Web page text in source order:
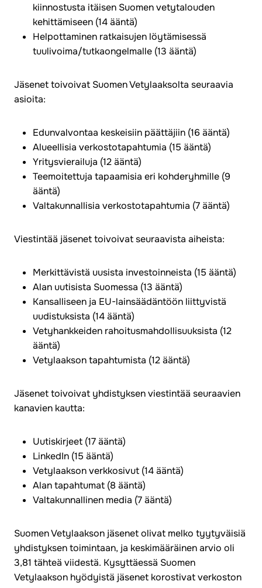
kiinnostusta itäisen Suomen vetytalouden
kehittämiseen (14 ääntä)
Helpottaminen ratkaisujen löytämisessä
tuulivoima/tutkaongelmalle (13 ääntä)
Jäsenet toivoivat Suomen Vetylaaksolta seuraavia
asioita:
Edunvalvontaa keskeisiin päättäjiin (16 ääntä)
Alueellisia verkostotapahtumia (15 ääntä)
Yritysvierailuja (12 ääntä)
Teemoitettuja tapaamisia eri kohderyhmille (9
ääntä)
Valtakunnallisia verkostotapahtumia (7 ääntä)
Viestintää jäsenet toivoivat seuraavista aiheista:
Merkittävistä uusista investoinneista (15 ääntä)
Alan uutisista Suomessa (13 ääntä)
Kansalliseen ja EU-lainsäädäntöön liittyvistä
uudistuksista (14 ääntä)
Vetyhankkeiden rahoitusmahdollisuuksista (12
ääntä)
Vetylaakson tapahtumista (12 ääntä)
Jäsenet toivoivat yhdistyksen viestintää seuraavien
kanavien kautta:
Uutiskirjeet (17 ääntä)
LinkedIn (15 ääntä)
Vetylaakson verkkosivut (14 ääntä)
Alan tapahtumat (8 ääntä)
Valtakunnallinen media (7 ääntä)
Suomen Vetylaakson jäsenet olivat melko tyytyväisiä
yhdistyksen toimintaan, ja keskimääräinen arvio oli
3,81 tähteä viidestä. Kysyttäessä Suomen
Vetylaakson hyödyistä jäsenet korostivat verkoston